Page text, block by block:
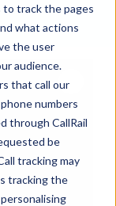
track the pages
what actions
the user
audience.
that call our
numbers
through CallRail
be
tracking may
tracking the